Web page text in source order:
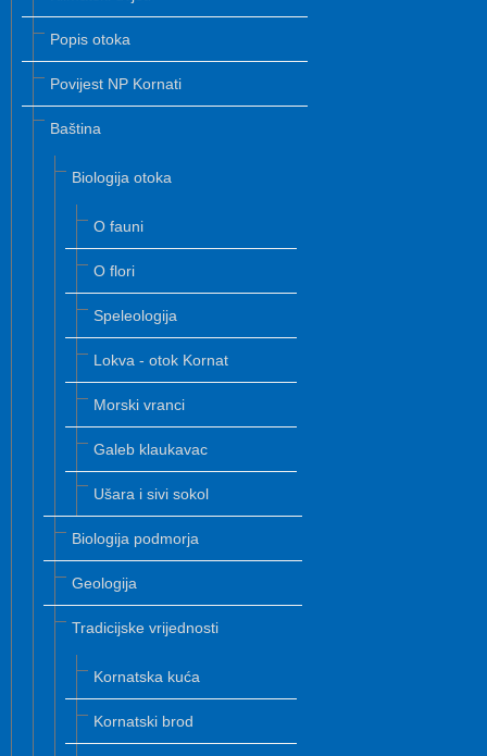
Popis otoka
Povijest NP Kornati
Baština
Biologija otoka
O fauni
O flori
Speleologija
Lokva - otok Kornat
Morski vranci
Galeb klaukavac
Ušara i sivi sokol
Biologija podmorja
Geologija
Tradicijske vrijednosti
Kornatska kuća
Kornatski brod